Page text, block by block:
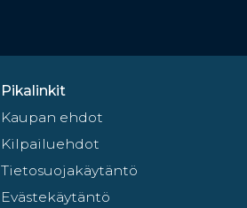
Pikalinkit
Kaupan ehdot
Kilpailuehdot
Tietosuojakäytäntö
Evästekäytäntö